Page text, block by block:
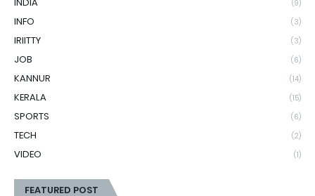
(9)
INFO (3)
IRIITTY (3)
JOB (6)
KANNUR (14)
KERALA (15)
SPORTS (6)
TECH (2)
VIDEO (1)
FEATURED POST